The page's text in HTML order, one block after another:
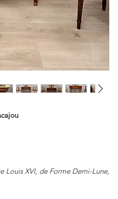
Louis XVI, de Forme Demi-Lune,